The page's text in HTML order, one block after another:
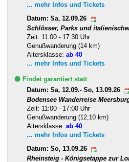
... mehr Infos und Tickets
Datum: Sa, 12.09.26
Schlösser, Parks und
Zeit: 11:00 - 17:30 Uhr
Genußwanderung (14 km)
Altersklasse: ab 40
... mehr Infos und Tickets
🟢 Findet garantiert statt
Datum: Sa, 12.09.- So, 13.09.26
Bodensee Wanderreise
Zeit: 11:00 - 17:00 Uhr
Genußwanderung (12,10 km)
Altersklasse: ab 40
... mehr Infos und Tickets
Datum: So, 13.09.26
Rheinsteig - Königsetappe zur